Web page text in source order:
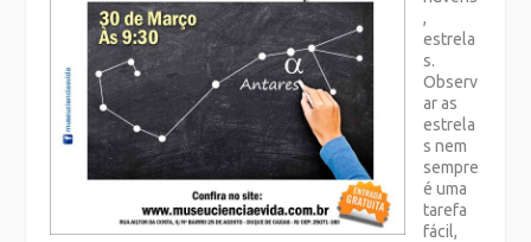
,
estrela
s.
Observ
ar as
estrela
s nem
sempre
é uma
tarefa
fácil,